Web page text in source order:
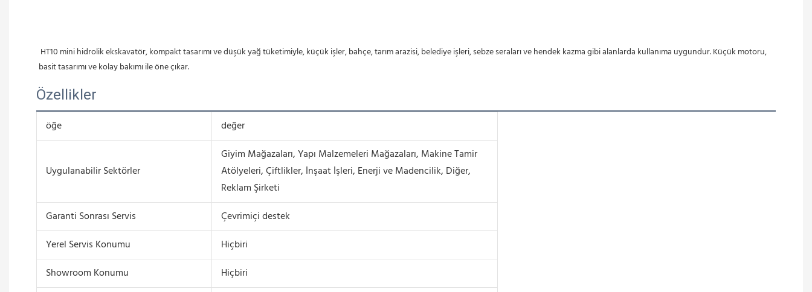
HT10 mini hidrolik ekskavatör, kompakt tasarımı ve düşük yağ tüketimiyle, küçük işler, bahçe, tarım arazisi, belediye işleri, sebze seraları ve hendek kazma gibi alanlarda kullanıma uygundur. Küçük motoru,
basit tasarımı ve kolay bakımı ile öne çıkar.
Özellikler
öğe değer
Uygulanabilir Sektörler
Giyim Mağazaları, Yapı Malzemeleri Mağazaları, Makine Tamir
Atölyeleri, Çiftlikler, İnşaat İşleri, Enerji ve Madencilik, Diğer,
Reklam Şirketi
Garanti Sonrası Servis
Çevrimiçi destek
Yerel Servis Konumu
Hiçbiri
Showroom Konumu
Hiçbiri